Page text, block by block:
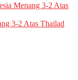
Menang 3-2 Atas
3-2 Atas Thailad